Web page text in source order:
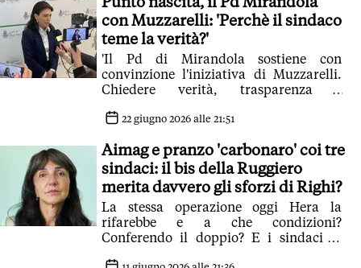
con Muzzarelli: 'Perchè il sindaco
teme la verità?'
'Il Pd di Mirandola sostiene con
convinzione l'iniziativa di Muzzarelli.
Chiedere verità, trasparenza e
22 giugno 2026 alle 21:51
Aimag e pranzo 'carbonaro' coi tre
sindaci: il bis della Ruggiero
merita davvero gli sforzi di Righi?
La stessa operazione oggi Hera la
rifarebbe e a che condizioni?
Conferendo il doppio? E i sindaci la